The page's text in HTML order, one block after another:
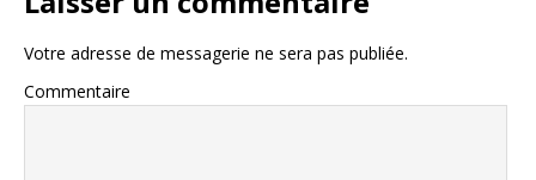
Votre adresse de messagerie ne sera pas publiée.
Commentaire